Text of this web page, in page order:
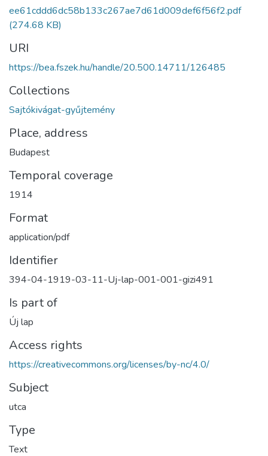
ee61cddd6dc58b133c267ae7d61d009def6f56f2.pdf
(274.68 KB)
URI
https://bea.fszek.hu/handle/20.500.14711/126485
Collections
Sajtókivágat-gyűjtemény
Place, address
Budapest
Temporal coverage
1914
Format
application/pdf
Identifier
394-04-1919-03-11-Uj-lap-001-001-gizi491
Is part of
Új lap
Access rights
https://creativecommons.org/licenses/by-nc/4.0/
Subject
utca
Type
Text